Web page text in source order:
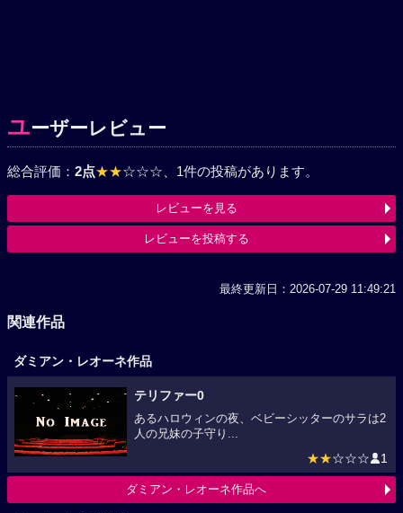
ユーザーレビュー
総合評価： 2点★★☆☆☆ 、1件の投稿があります。
レビューを見る
レビューを投稿する
最終更新日：2026-07-29 11:49:21
関連作品
ダミアン・レオーネ作品
テリファー0
あるハロウィンの夜、ベビーシッターのサラは2
人の兄妹の子守り...
★★☆☆☆ 1
ダミアン・レオーネ作品へ